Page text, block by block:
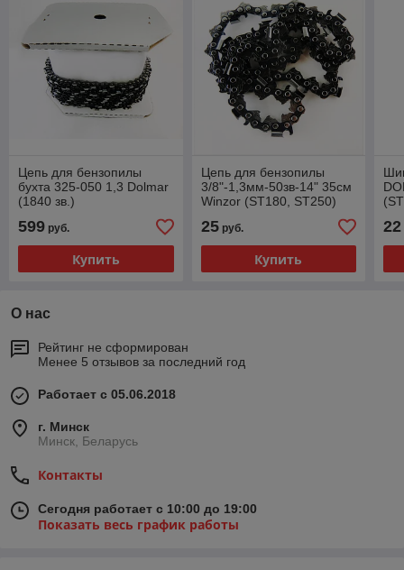
Цепь для бензопилы
бухта 325-050 1,3 Dolmar
(1840 зв.)
599 руб.
Купить
Цепь для бензопилы
3/8"-1,3мм-50зв-14" 35см
Winzor (ST180, ST250)
25руб.
Купить
22
О нас
Рейтинг не сформирован
Менее 5 отзывов за последний год
Работает с 05.06.2018
г. Минск
Минск, Беларусь
Контакты
Сегодня работает с 10:00 до 19:00
Показать весь график работы